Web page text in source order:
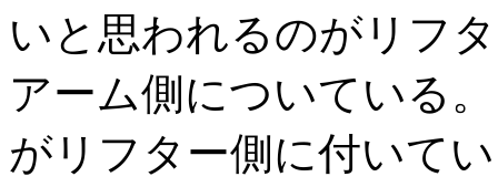
いと思われるのがリフ
アーム側についている
がリフター側に付いて